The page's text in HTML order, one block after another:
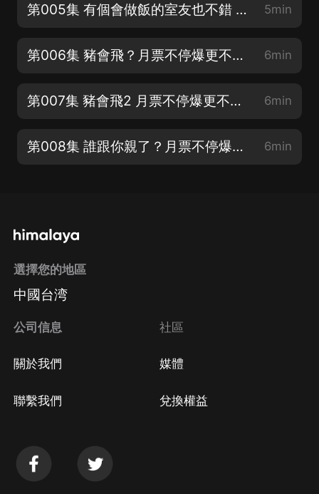
第005集 有個會做飯的室友也不錯 大家點讚關注~！甩甩月票吧~！感謝小耳朵們~！ 5min
第006集 豬會飛？月票不停爆更不停~！ 6min
第007集 豬會飛2 月票不停爆更不停~！ 6min
第008集 誰跟你親了？月票不停爆更不停~！ 6min
選擇您的地區
中國台湾
公司信息
關於我們
聯繫我們
社區
媒體
兌換權益